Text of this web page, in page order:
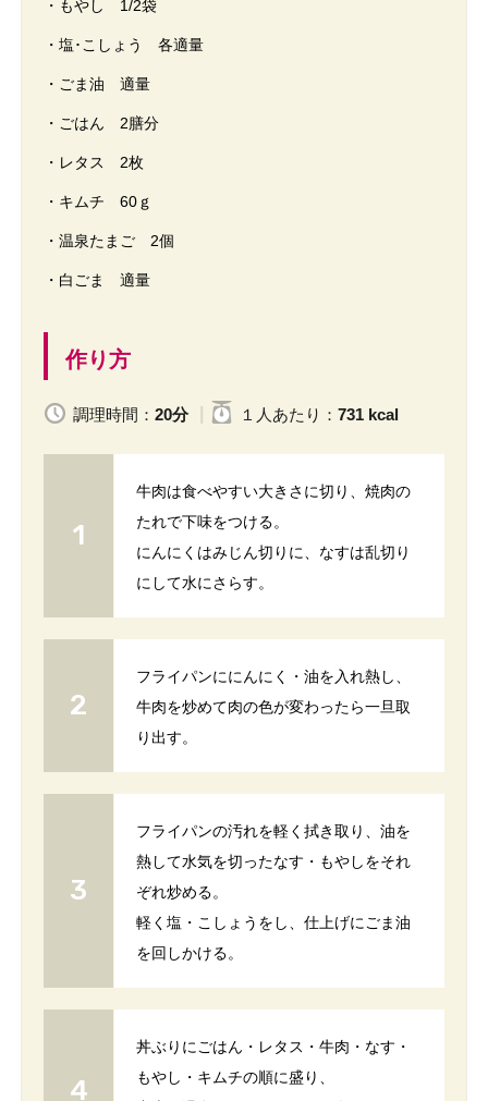
・もやし 1/2袋
・塩･こしょう 各適量
・ごま油 適量
・ごはん 2膳分
・レタス 2枚
・キムチ 60ｇ
・温泉たまご 2個
・白ごま 適量
作り方
調理時間： 20分 １人 あたり ： 731 kcal
牛肉は食べやすい大きさに切り、焼肉の
たれで下味をつける。
にんにくはみじん切りに、なすは乱切り
にして水にさらす。
フライパンににんにく・油を入れ熱し、
牛肉を炒めて肉の色が変わったら一旦取
り出す。
フライパンの汚れを軽く拭き取り、油を
熱して水気を切ったなす・もやしをそれ
ぞれ炒める。
軽く塩・こしょうをし、仕上げにごま油
を回しかける。
丼ぶりにごはん・レタス・牛肉・なす・
もやし・キムチの順に盛り、